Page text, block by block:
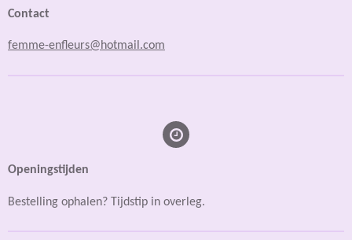
Contact
femme-enfleurs@hotmail.com
Openingstijden
Bestelling ophalen? Tijdstip in overleg.